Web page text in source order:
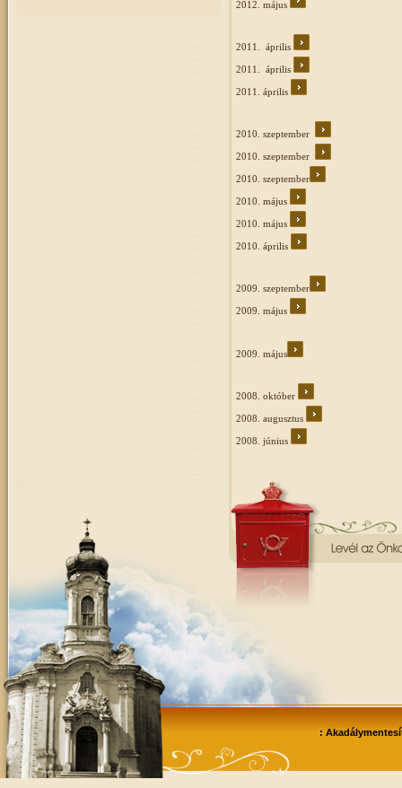
2012. május
2011. április
2011. április
2011. április
2010. szeptember
2010. szeptember
2010. szeptember
2010. május
2010. május
2010. április
2009. szeptember
2009. május
2009. május
2008. október
2008. augusztus
2008. június
: